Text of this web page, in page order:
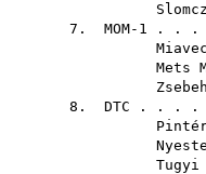
7. MOM-1 .
Mets
8. DTC . . . .
Tugyi